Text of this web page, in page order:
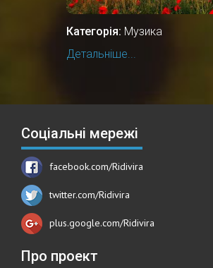
Категорія: Музика
Детальніше...
Соціальні мережі
facebook.com/Ridivira
twitter.com/Ridivira
plus.google.com/Ridivira
Про проект